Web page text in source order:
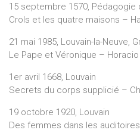
15 septembre 1570, Pédagogie
Crols et les quatre maisons –
21 mai 1985, Louvain-la-Neuve,
Le Pape et Véronique –
1er avril 1668, Louvain
Secrets du corps supplicié –
19 octobre 1920, Louvain
Des femmes dans les